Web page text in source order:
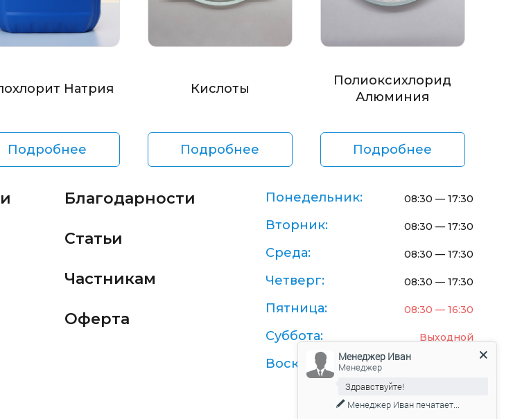
Натрия
Подробнее
Кислоты
Подробнее
Полиоксихлорид
Алюминия
Подробнее
Благодарности
Статьи
Частникам
Оферта
Понедельник: 08:30 — 17:30
Вторник: 08:30 — 17:30
Среда: 08:30 — 17:30
Четверг: 08:30 — 17:30
Пятница: 08:30 — 16:30
Суббота: Выходной
Воскресенье:Менеджер Иван
Менеджер
Здравствуйте!
Менеджер Иванпечатает...